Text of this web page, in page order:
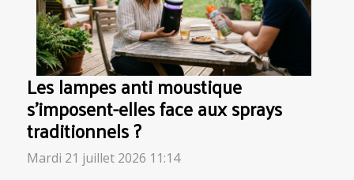
Les lampes anti moustique
s’imposent-elles face aux sprays
traditionnels ?
Mardi 21 juillet 2026 11:14